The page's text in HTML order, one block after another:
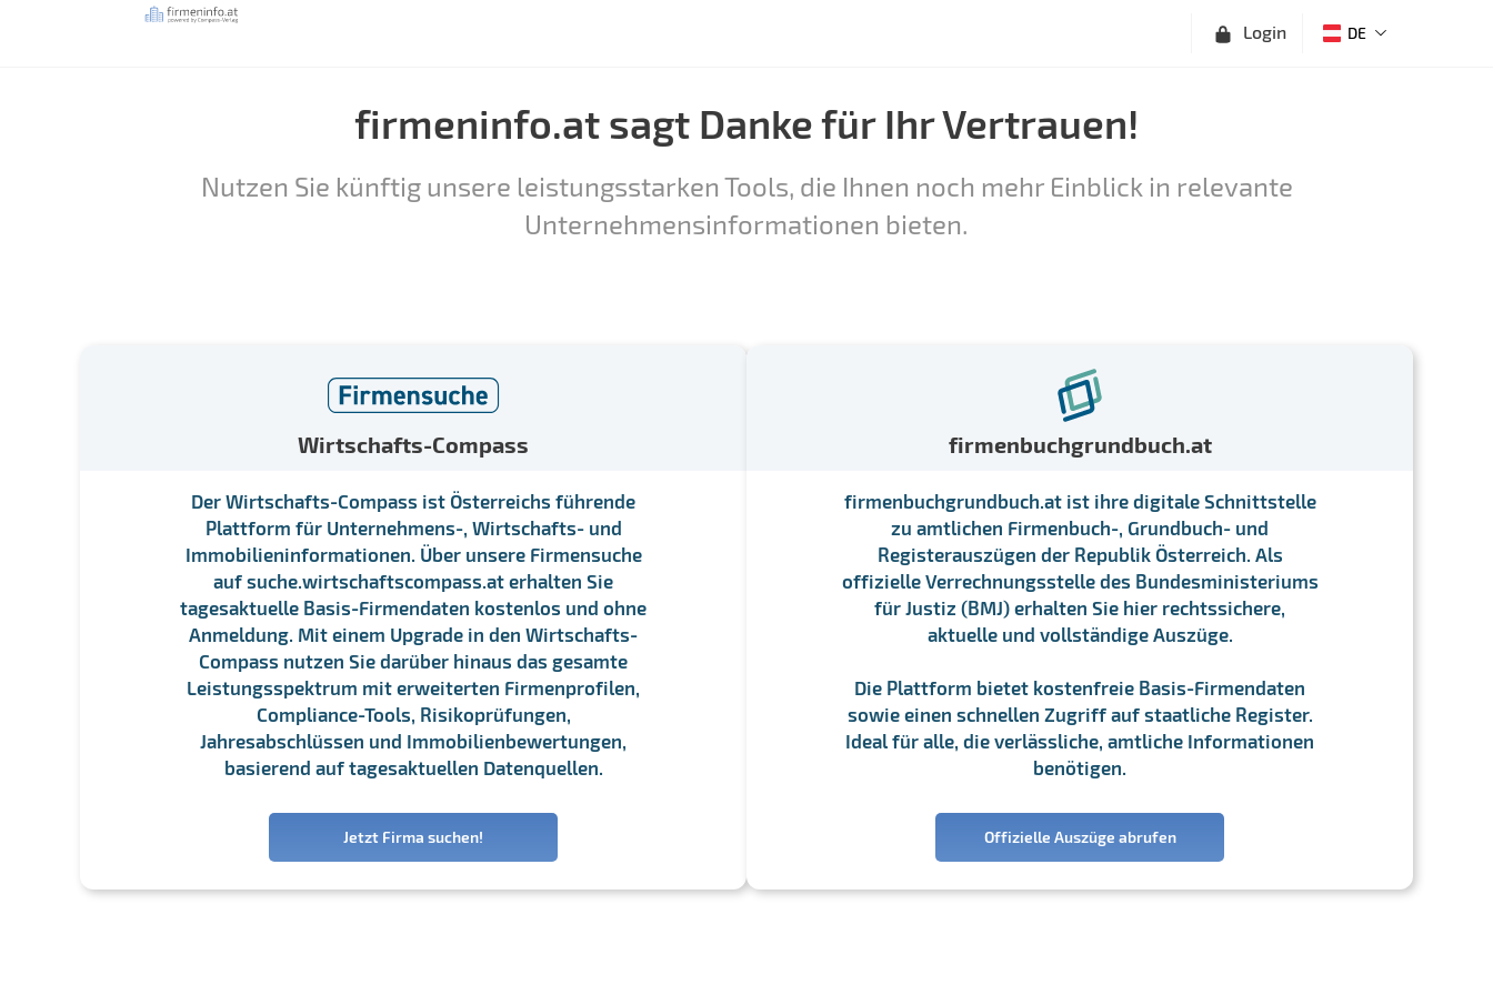
Login DE
firmeninfo.at sagt Danke für Ihr Vertrauen!
Nutzen Sie künftig unsere leistungsstarken Tools, die Ihnen noch mehr Einblick in relevante
Unternehmensinformationen bieten.
Wirtschafts-Compass
Der Wirtschafts-Compass ist Österreichs führende
Plattform für Unternehmens-, Wirtschafts- und
Immobilieninformationen. Über unsere Firmensuche
auf suche.wirtschaftscompass.at erhalten Sie
tagesaktuelle Basis-Firmendaten kostenlos und ohne
Anmeldung. Mit einem Upgrade in den Wirtschafts-
Compass nutzen Sie darüber hinaus das gesamte
Leistungsspektrum mit erweiterten Firmenprofilen,
Compliance-Tools, Risikoprüfungen,
Jahresabschlüssen und Immobilienbewertungen,
basierend auf tagesaktuellen Datenquellen.
Jetzt Firma suchen!
firmenbuchgrundbuch.at
firmenbuchgrundbuch.at ist ihre digitale Schnittstelle
zu amtlichen Firmenbuch-, Grundbuch- und
Registerauszügen der Republik Österreich. Als
offizielle Verrechnungsstelle des Bundesministeriums
für Justiz (BMJ) erhalten Sie hier rechtssichere,
aktuelle und vollständige Auszüge.
Die Plattform bietet kostenfreie Basis-Firmendaten
sowie einen schnellen Zugriff auf staatliche Register.
Ideal für alle, die verlässliche, amtliche Informationen
benötigen.
Offizielle Auszüge abrufen